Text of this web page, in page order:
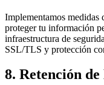
Implementamos medidas
proteger tu información
infraestructura de
SSL/TLS y protección
8. Retención de